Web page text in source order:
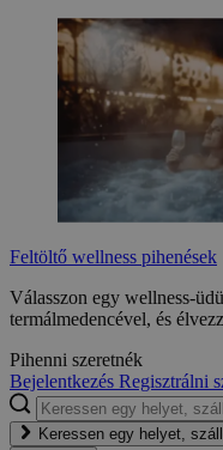
Feltöltő wellness pihenések
Válasszon egy wellness-
termálmedencével, és
Pihenni szeretnék
Bejelentkezés Regisztrálni
Keressen egy helyet,